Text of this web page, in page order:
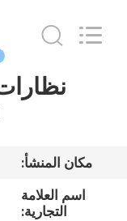
مسكن
معلومات
Technology
مكان المنشأ:
اسم العلامة
التجارية: